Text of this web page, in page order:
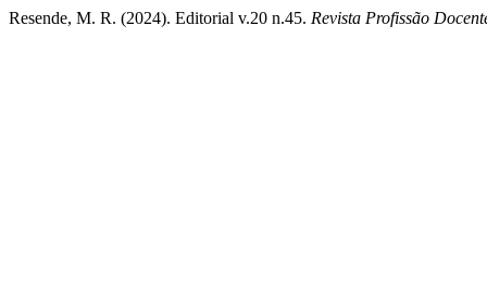
Resende, M. R. (2024). Editorial v.20 n.45. Revista Profissão